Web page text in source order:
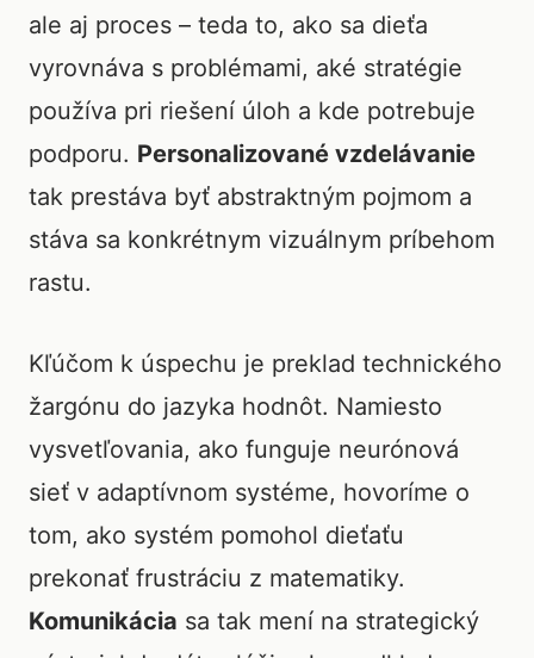
ale aj proces – teda to, ako sa dieťa
vyrovnáva s problémami, aké stratégie
používa pri riešení úloh a kde potrebuje
podporu. Personalizované vzdelávanie
tak prestáva byť abstraktným pojmom a
stáva sa konkrétnym vizuálnym príbehom
rastu.
Kľúčom k úspechu je preklad technického
žargónu do jazyka hodnôt. Namiesto
vysvetľovania, ako funguje neurónová
sieť v adaptívnom systéme, hovoríme o
tom, ako systém pomohol dieťaťu
prekonať frustráciu z matematiky.
Komunikácia sa tak mení na strategický